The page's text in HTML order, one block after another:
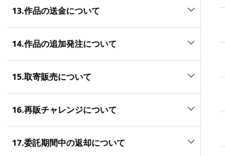
13.作品の送金について
14.作品の追加発注について
15.取寄販売について
16.再販チャレンジについて
17.委託期間中の返却について